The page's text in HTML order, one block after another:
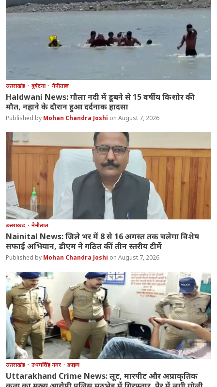
उत्तराखंड दुर्घटना नैनीताल
Haldwani News: गौला नदी में डूबने से 15 वर्षीय किशोर की
मौत, नहाने के दौरान हुआ दर्दनाक हादसा
Mohan Chandra Joshi August 7, 2026
उत्तराखंड नैनीताल
Nainital News: जिले भर में 8 से 16 अगस्त तक चलेगा विशेष
सफाई अभियान, डीएम ने गठित कीं तीन स्तरीय टीमें
Mohan Chandra Joshi August 7, 2026
उत्तराखंड उधमसिंह नगर क्राइम
Uttarakhand Crime News: लूट, मारपीट और अप्राकृतिक